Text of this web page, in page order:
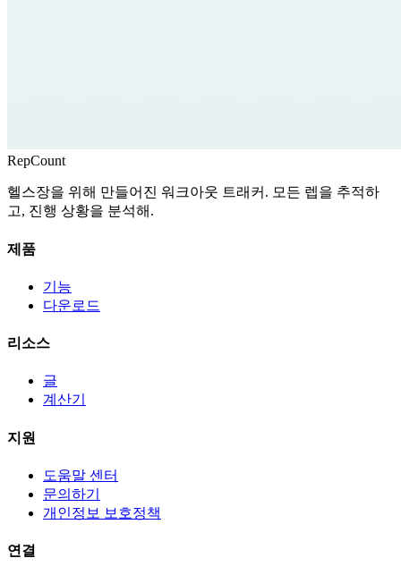
RepCount
헬스장을 위해 만들어진 워크아웃 트래커. 모든 렙을 추적하
고, 진행 상황을 분석해.
제품
기능
다운로드
리소스
글
계산기
지원
도움말 센터
문의하기
개인정보 보호정책
연결